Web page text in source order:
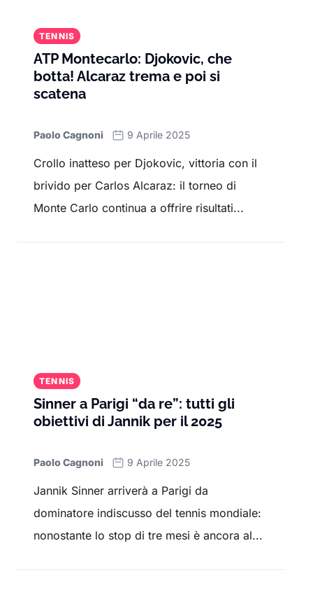
TENNIS
ATP Montecarlo: Djokovic, che
botta! Alcaraz trema e poi si
scatena
Paolo Cagnoni 9 Aprile 2025
Crollo inatteso per Djokovic, vittoria con il
brivido per Carlos Alcaraz: il torneo di
Monte Carlo continua a offrire risultati...
TENNIS
Sinner a Parigi “da re”: tutti gli
obiettivi di Jannik per il 2025
Paolo Cagnoni 9 Aprile 2025
Jannik Sinner arriverà a Parigi da
dominatore indiscusso del tennis mondiale:
nonostante lo stop di tre mesi è ancora al...